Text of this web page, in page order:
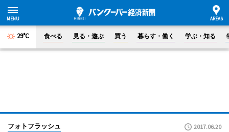
29°C 食べる 見る・遊ぶ 買う 暮らす・働く 学ぶ・知る
フォトフラッシュ 2017.06.20